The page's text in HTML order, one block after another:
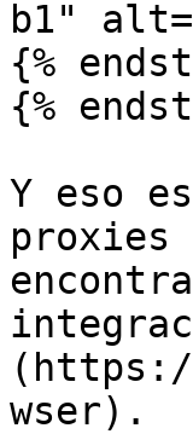
b1"
{%
{%
Y eso
proxies
wser).